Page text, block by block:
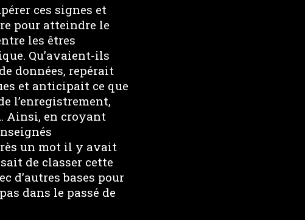
ces signes et
pour atteindre le
les êtres
Qu’avaient-ils
données, repérait
et anticipait ce que
l’enregistrement,
Ainsi, en croyant
un mot il y avait
de classer cette
d’autres bases pour
dans le passé de